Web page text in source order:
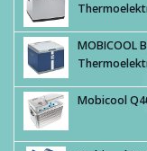
MOBICOOL
Mobicool